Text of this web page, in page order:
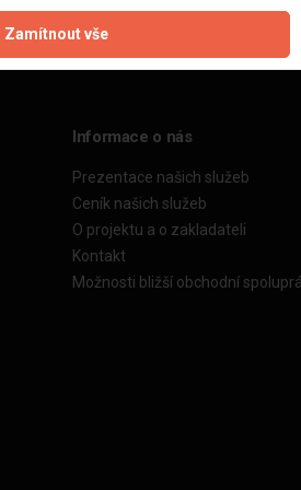
Informace o nás
Prezentace našich služeb
Ceník našich služeb
O projektu a o zakladateli
Kontakt
Možnosti bližší obchodní
Zamítnout vše